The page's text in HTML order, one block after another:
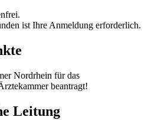
ist Ihre Anmeldung erforderlich.
Nordrhein für das
beantragt!
Leitung